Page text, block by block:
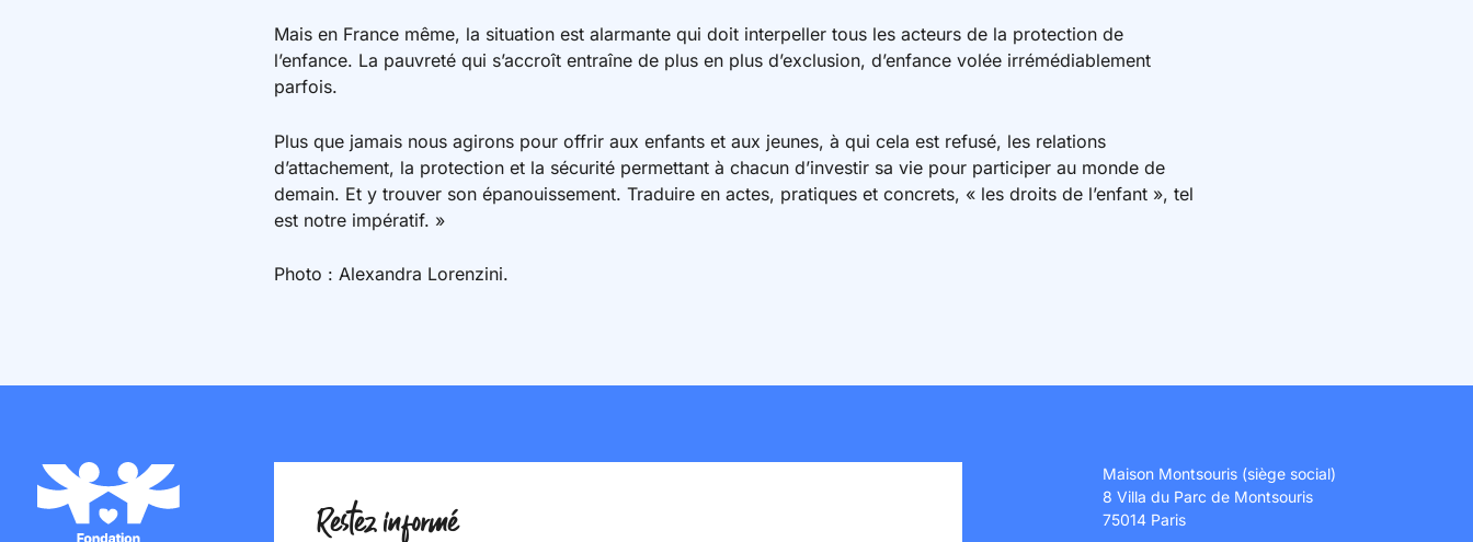
Mais en France même, la situation est alarmante qui doit interpeller tous les acteurs de la protection de
l’enfance. La pauvreté qui s’accroît entraîne de plus en plus d’exclusion, d’enfance volée irrémédiablement
parfois.
Plus que jamais nous agirons pour offrir aux enfants et aux jeunes, à qui cela est refusé, les relations
d’attachement, la protection et la sécurité permettant à chacun d’investir sa vie pour participer au monde de
demain. Et y trouver son épanouissement. Traduire en actes, pratiques et concrets, « les droits de l’enfant », tel
est notre impératif. »
Photo : Alexandra Lorenzini.
Restez informé
Maison Montsouris (siège social)
8 Villa du Parc de Montsouris
75014 Paris